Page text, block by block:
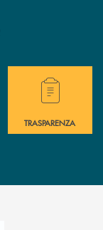
Hai bisogno di
TRASPARENZA